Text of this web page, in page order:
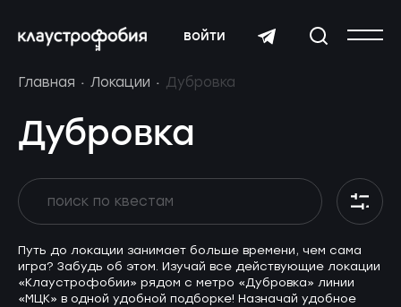
войти
Главная Локации Дубровка
Дубровка
Путь до локации занимает больше времени, чем сама
игра? Забудь об этом. Изучай все действующие локации
«Клаустрофобии» рядом с метро «Дубровка» линии
«МЦК» в одной удобной подборке! Назначай удобное